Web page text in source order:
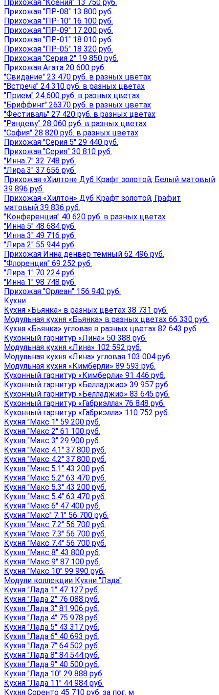
Прихожая "Ксения" 13 750 руб.
Прихожая "ПР-08" 13 800 руб.
Прихожая "ПР-10" 16 100 руб.
Прихожая "ПР-09" 17 200 руб.
Прихожая "ПР-01" 18 010 руб.
Прихожая "ПР-05" 18 320 руб.
Прихожая "Серия 2" 19 850 руб.
Прихожая Агата 20 600 руб.
"Свидание" 23 470 руб. в разных цветах
"Встреча" 24 310 руб. в разных цветах
"Прием" 24 600 руб. в разных цветах
"Бриффинг" 26370 руб. в разных цветах
"Фестиваль" 27 420 руб. в разных цветах
"Рандеву" 28 060 руб. в разных цветах
"София" 28 820 руб. в разных цветах
Прихожая "Серия 5" 29 440 руб.
Прихожая "Серия" 30 810 руб.
"Инна 7" 32 748 руб.
"Лира 3" 37 656 руб.
Прихожая «Хилтон» Дуб Крафт золотой, Белый матовый
39 896 руб.
Прихожая «Хилтон» Дуб Крафт золотой, Графит
матовый 39 836 руб.
"Конференция" 40 620 руб. в разных цветах
"Инна 5" 48 684 руб.
"Инна 3" 49 716 руб.
"Лира 2" 55 944 руб.
Прихожая Инна денвер темный 62 496 руб.
"Флоренция" 69 252 руб.
"Лира 1" 70 224 руб.
"Инна 1" 98 748 руб.
Прихожая "Орлеан" 156 940 руб.
Кухни
Кухня «Бьянка» в разных цветах 38 731 руб.
Модульная кухня «Бьянка» в разных цветах 66 330 руб.
Кухня «Бьянка» угловая в разных цветах 82 643 руб.
Кухонный гарнитур «Лина» 50 388 руб.
Модульная кухня «Лина» 102 592 руб.
Модульная кухня «Лина» угловая 103 004 руб.
Модульная кухня «Кимберли» 89 593 руб.
Кухонный гарнитур «Кимберли» 91 446 руб.
Кухонный гарнитур «Белладжио» 39 957 руб.
Кухонный гарнитур «Белладжио» 83 645 руб.
Кухонный гарнитур «Габриэлла» 76 848 руб.
Кухонный гарнитур «Габриэлла» 110 752 руб.
Кухня "Макс 1" 59 200 руб.
Кухня "Макс 2" 61 100 руб.
Кухня "Макс 3" 29 900 руб.
Кухня "Макс 4.1" 37 800 руб.
Кухня "Макс 4.2" 37 800 руб.
Кухня "Макс 5.1" 43 200 руб.
Кухня "Макс 5.2" 63 470 руб.
Кухня "Макс 5.3" 43 200 руб.
Кухня "Макс 5.4" 63 470 руб.
Кухня "Макс 6" 47 400 руб.
Кухня "Макс" 7.1" 56 700 руб.
Кухня "Макс 7.2" 56 700 руб.
Кухня "Макс 7.3" 56 700 руб.
Кухня "Макс 7.4" 56 700 руб.
Кухня "Макс 8" 43 800 руб.
Кухня "Макс 9" 87 100 руб.
Кухня "Макс 10" 99 990 руб.
Модули коллекции Кухни "Лада"
Кухня "Лада 1" 47 127 руб.
Кухня "Лада 2" 76 088 руб.
Кухня "Лада 3" 81 906 руб.
Кухня "Лада 4" 75 978 руб.
Кухня "Лада 5" 43 317 руб.
Кухня "Лада 6" 40 693 руб.
Кухня "Лада 7" 64 502 руб.
Кухня "Лада 8" 84 544 руб.
Кухня "Лада 9" 40 500 руб.
Кухня "Лада 10" 29 888 руб.
Кухня "Лада 11" 44 984 руб.
Кухня Соренто 45 710 руб. за пог. м